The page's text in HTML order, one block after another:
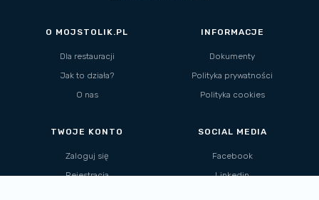
O MOJSTOLIK.PL
Dla restauracji
Jak to działa?
O nas
INFORMACJE
Dokumenty
Polityka prywatności
Polityka cookies
TWOJE KONTO
Zaloguj się
Rejestracja
SOCIAL MEDIA
Facebook
Linkedin